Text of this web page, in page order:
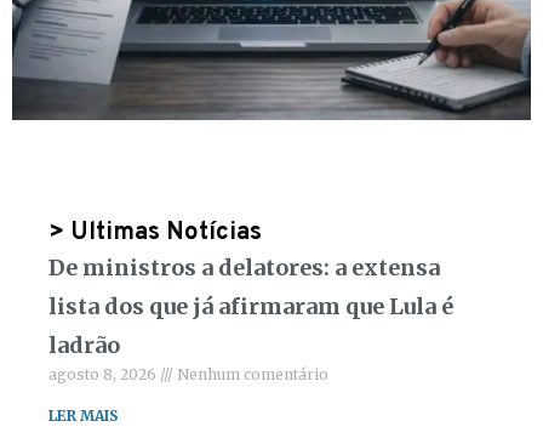
> Ultimas Notícias
De ministros a delatores: a extensa
lista dos que já afirmaram que Lula é
ladrão
agosto 8, 2026 Nenhum comentário
LER MAIS